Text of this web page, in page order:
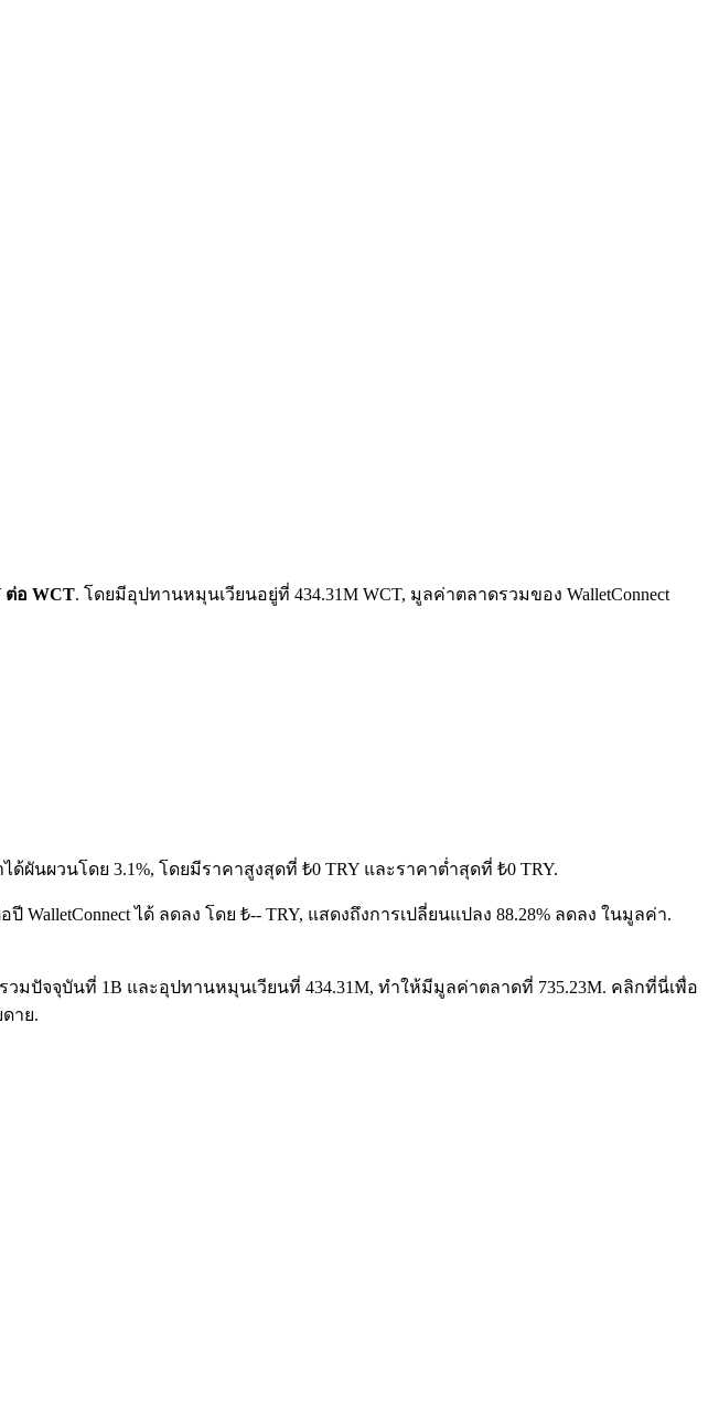
ต่อ WCT. โดยมีอุปทานหมุนเวียนอยู่ที่ 434.31M WCT, มูลค่าตลาดรวมของ WalletConnect
ด้ผันผวนโดย 3.1%, โดยมีราคาสูงสุดที่ ₺0 TRY และราคาต่ำสุดที่ ₺0 TRY.
ปี WalletConnect ได้ ลดลง โดย ₺-- TRY, แสดงถึงการเปลี่ยนแปลง 88.28% ลดลง ในมูลค่า.
มปัจจุบันที่ 1B และอุปทานหมุนเวียนที่ 434.31M, ทำให้มีมูลค่าตลาดที่ 735.23M. คลิกที่นี่เพื่อ
าย.